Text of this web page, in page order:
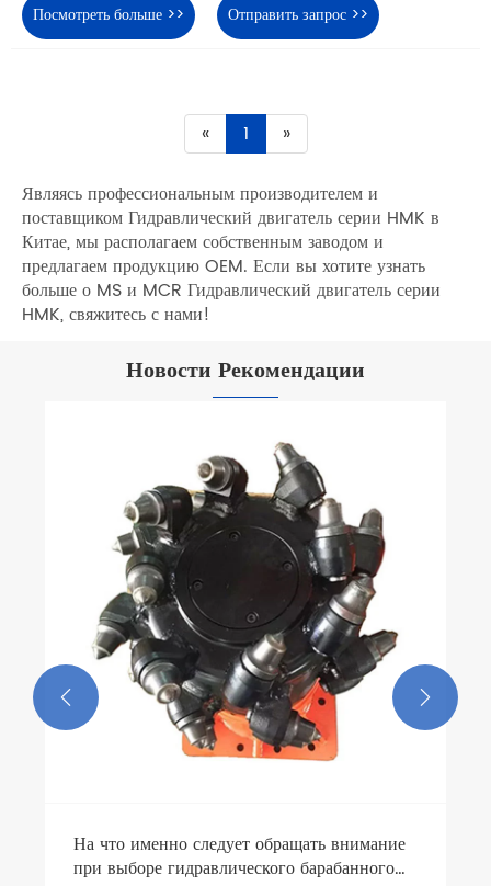
Посмотреть больше >> Отправить запрос >>
« 1 »
Являясь профессиональным производителем и
поставщиком Гидравлический двигатель серии HMK в
Китае, мы располагаем собственным заводом и
предлагаем продукцию OEM. Если вы хотите узнать
больше о MS и MCR Гидравлический двигатель серии
HMK, свяжитесь с нами!
Новости Рекомендации
Соблюден ли гидравлический двигатель с
существующим гидравлическим
трубопроводом?
Посмотреть больше >>
 